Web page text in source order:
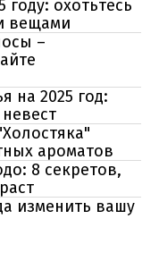
году: охотьтесь
вещами
–
на 2025 год:
ароматов
8 секретов,
изменить вашу